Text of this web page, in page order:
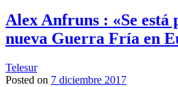
Alex Anfruns : «Se está
nueva Guerra Fría en
Telesur
Posted on 7 diciembre 2017